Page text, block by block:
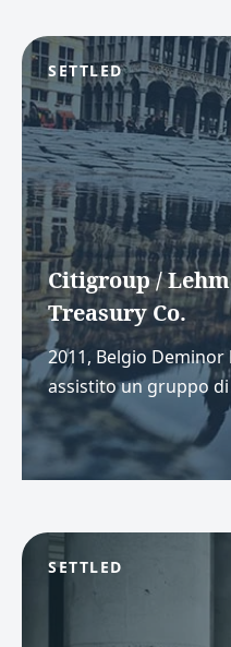
SETTLED
Citigroup /
Treasury Co.
2011, Belgio
assistito un gruppo di
SETTLED